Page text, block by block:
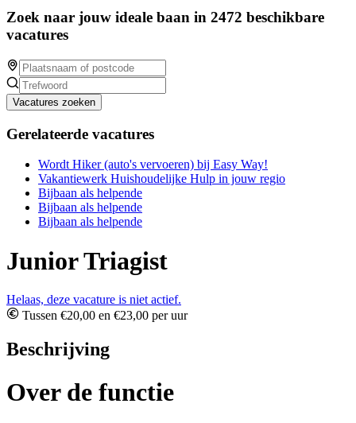
Zoek naar jouw ideale baan in 2472 beschikbare
vacatures
Vacatures zoeken
Gerelateerde vacatures
Wordt Hiker (auto's vervoeren) bij Easy Way!
Vakantiewerk Huishoudelijke Hulp in jouw regio
Bijbaan als helpende
Bijbaan als helpende
Bijbaan als helpende
Junior Triagist
Helaas, deze vacature is niet actief.
Tussen €20,00 en €23,00 per uur
Beschrijving
Over de functie